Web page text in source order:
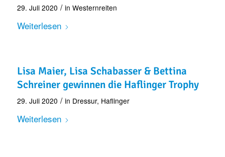
29. Juli 2020 / in Westernreiten
Weiterlesen
Lisa Maier, Lisa Schabasser & Bettina
Schreiner gewinnen die Haflinger Trophy
29. Juli 2020 / in Dressur, Haflinger
Weiterlesen